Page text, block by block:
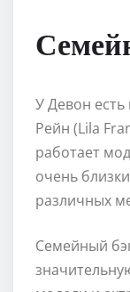
У Девон
Рейн (Lila
работает
очень
различных
Семейный